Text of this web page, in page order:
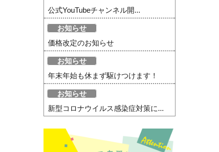
公式YouTubeチャンネル開...
お知らせ
価格改定のお知らせ
お知らせ
年末年始も休まず駆けつけます！
お知らせ
新型コロナウイルス感染症対策に...